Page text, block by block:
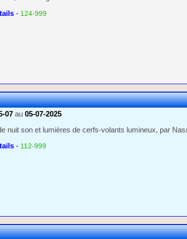
- 124-999
07 au 05-07-2025
nuit son et lumières de cerfs-volants lumineux, par
- 112-999